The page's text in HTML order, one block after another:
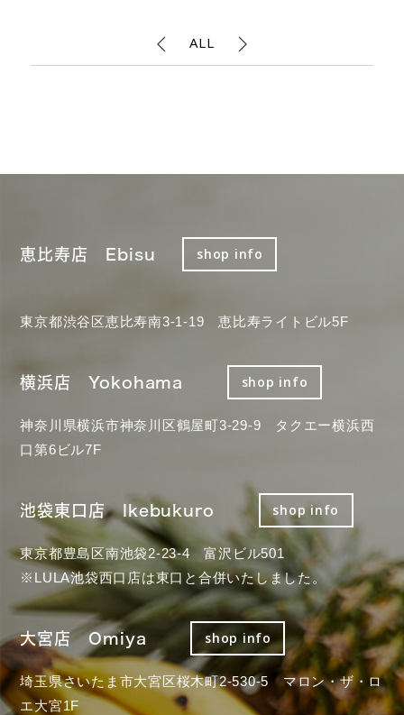
ALL
恵比寿店 Ebisu shop info
東京都渋谷区恵比寿南3-1-19 恵比寿ライトビル5F
横浜店 Yokohama shop info
神奈川県横浜市神奈川区鶴屋町3-29-9 タクエー横浜西
口第6ビル7F
池袋東口店 Ikebukuro shop info
東京都豊島区南池袋2-23-4 富沢ビル501
※LULA池袋西口店は東口と合併いたしました。
大宮店 Omiya shop info
埼玉県さいたま市大宮区桜木町2-530-5 マロン・ザ・ロ
エ大宮1F